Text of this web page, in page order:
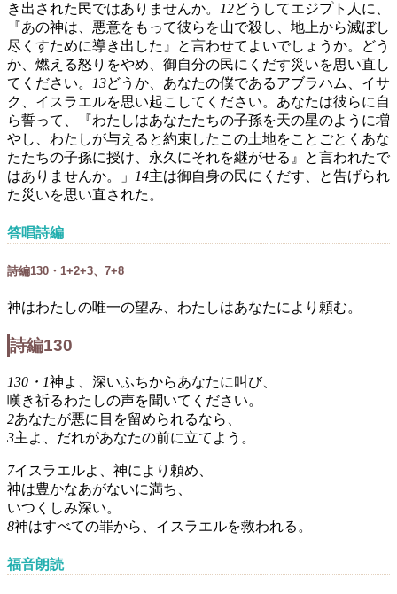
き出された民ではありませんか。
12どうしてエジプト人に、
『あの神は、悪意をもって彼らを山で殺し、地上から滅ぼし
尽くすために導き出した』と言わせてよいでしょうか。どう
か、燃える怒りをやめ、御自分の民にくだす災いを思い直し
てください。
13どうか、あなたの僕であるアブラハム、イサ
ク、イスラエルを思い起こしてください。あなたは彼らに自
ら誓って、『わたしはあなたたちの子孫を天の星のように増
やし、わたしが与えると約束したこの土地をことごとくあな
たたちの子孫に授け、永久にそれを継がせる』と言われたで
はありませんか。」
14主は御自身の民にくだす、と告げられ
た災いを思い直された。
答唱詩編
詩編130・1+2+3、7+8
神はわたしの唯一の望み、わたしはあなたにより頼む。
詩編130
130・1神よ、深いふちからあなたに叫び、
嘆き祈るわたしの声を聞いてください。
2あなたが悪に目を留められるなら、
3主よ、だれがあなたの前に立てよう。
7イスラエルよ、神により頼め、
神は豊かなあがないに満ち、
いつくしみ深い。
8神はすべての罪から、イスラエルを救われる。
福音朗読